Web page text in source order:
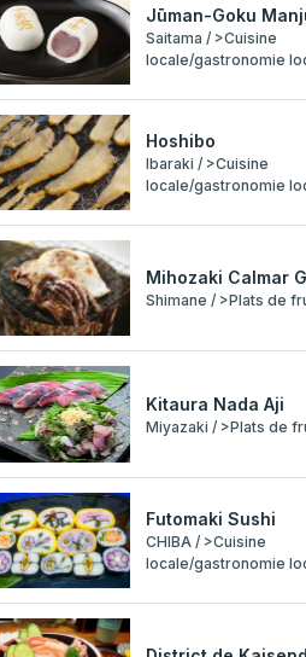
Jūman-Goku
Saitama / >Cuisine
locale/gastronomie
Hoshibo
Ibaraki / >Cuisine
locale/gastronomie
Mihozaki Calmar
Shimane / >Plats de
Kitaura Nada Aji
Miyazaki / >Plats de
Futomaki Sushi
CHIBA / >Cuisine
locale/gastronomie